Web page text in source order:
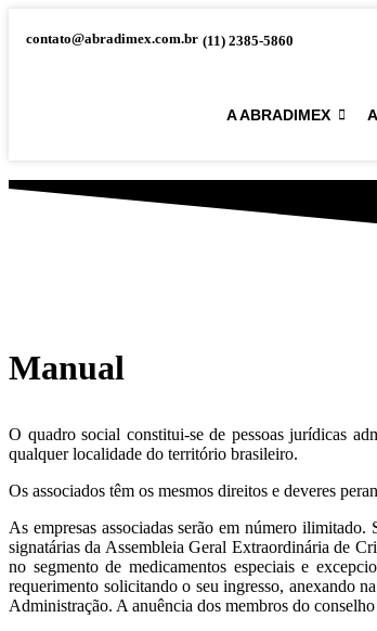
contato@abradimex.com.br (11) 2385-5860
A ABRADIMEX
Manual
O quadro social constitui-se de pessoas jurídicas
qualquer localidade do território brasileiro.
Os associados têm os mesmos direitos e deveres
As empresas associadas serão em número
signatárias da Assembleia Geral Extraordinária de
no segmento de medicamentos especiais e
requerimento solicitando o seu ingresso, anexando
Administração. A anuência dos membros do